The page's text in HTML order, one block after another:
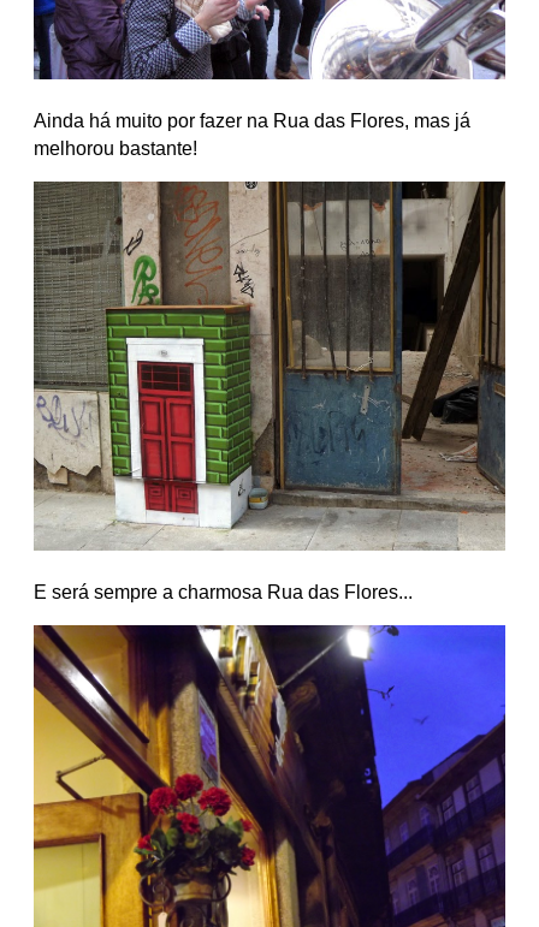
Ainda há muito por fazer na Rua das Flores, mas já
melhorou bastante!
E será sempre a charmosa Rua das Flores...